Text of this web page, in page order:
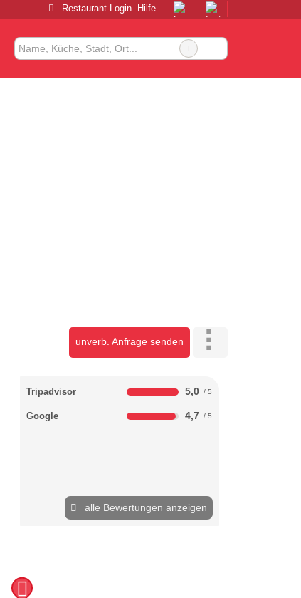
Restaurant Login Hilfe
unverb. Anfrage senden
Tripadvisor 5,0
Google 4,7
alle Bewertungen anzeigen